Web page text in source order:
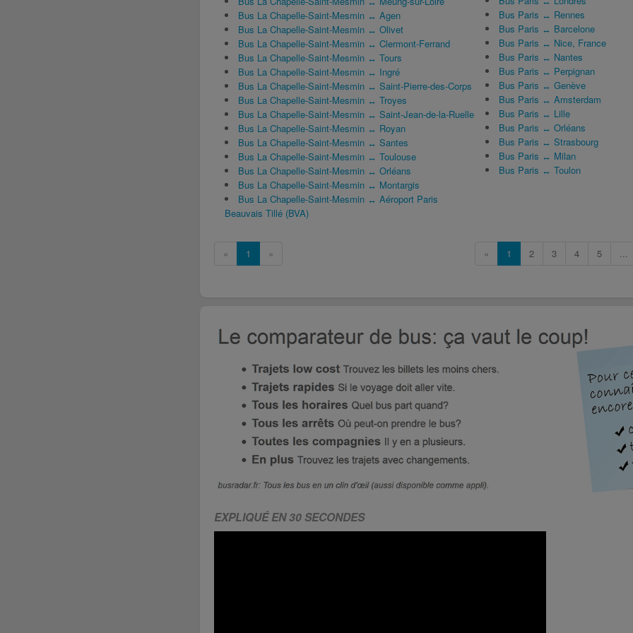
Bus La Chapelle-Saint-Mesmin ↔ Agen
Bus La Chapelle-Saint-Mesmin ↔ Olivet
Bus La Chapelle-Saint-Mesmin ↔ Clermont-Ferrand
Bus La Chapelle-Saint-Mesmin ↔ Tours
Bus La Chapelle-Saint-Mesmin ↔ Ingré
Bus La Chapelle-Saint-Mesmin ↔ Saint-Pierre-des-Corps
Bus La Chapelle-Saint-Mesmin ↔ Troyes
Bus La Chapelle-Saint-Mesmin ↔ Saint-Jean-de-la-Ruelle
Bus La Chapelle-Saint-Mesmin ↔ Royan
Bus La Chapelle-Saint-Mesmin ↔ Santes
Bus La Chapelle-Saint-Mesmin ↔ Toulouse
Bus La Chapelle-Saint-Mesmin ↔ Orléans
Bus La Chapelle-Saint-Mesmin ↔ Montargis
Bus La Chapelle-Saint-Mesmin ↔ Aéroport Paris
Beauvais Tillé (BVA)
« 1 »
Bus Paris ↔ Rennes
Bus Paris ↔ Barcelone
Bus Paris ↔ Nice, France
Bus Paris ↔ Nantes
Bus Paris ↔ Perpignan
Bus Paris ↔ Genève
Bus Paris ↔ Amsterdam
Bus Paris ↔ Lille
Bus Paris ↔ Orléans
Bus Paris ↔ Strasbourg
Bus Paris ↔ Milan
Bus Paris ↔ Toulon
« 1 2 3 4 5 ...
EXPLIQUÉ EN 30 SECONDES